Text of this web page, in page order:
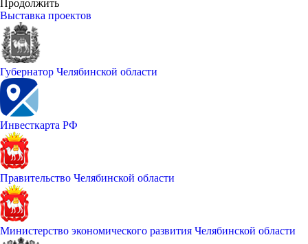
Продолжить
Выставка проектов
Губернатор Челябинской области
Инвесткарта РФ
Правительство Челябинской области
Министерство экономического развития Челябинской области